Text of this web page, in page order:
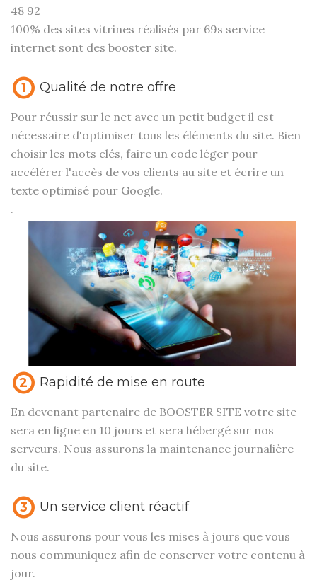
48 92
100% des sites vitrines réalisés par 69s service
internet sont des booster site.
1 Qualité de notre offre
Pour réussir sur le net avec un petit budget il est
nécessaire d'optimiser tous les éléments du site. Bien
choisir les mots clés, faire un code léger pour
accélérer l'accès de vos clients au site et écrire un
texte optimisé pour Google.
.
2 Rapidité de mise en route
En devenant partenaire de BOOSTER SITE votre site
sera en ligne en 10 jours et sera hébergé sur nos
serveurs. Nous assurons la maintenance journalière
du site.
3 Un service client réactif
Nous assurons pour vous les mises à jours que vous
nous communiquez afin de conserver votre contenu à
jour.